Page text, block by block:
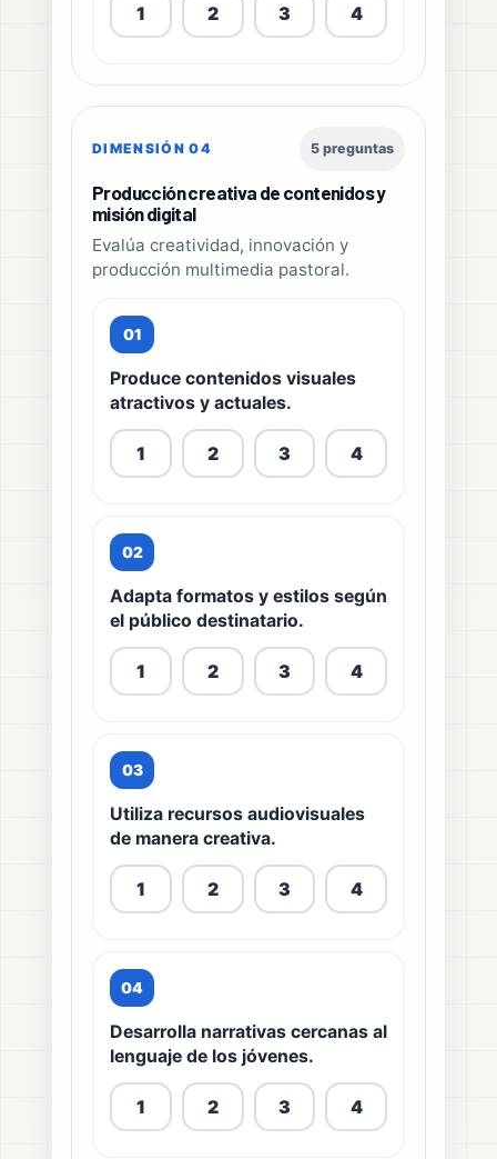
1 2 3 4
DIMENSIÓN 04 5 preguntas
Producción creativa de contenidos y
misión digital
Evalúa creatividad, innovación y
producción multimedia pastoral.
01
Produce contenidos visuales
atractivos y actuales.
1 2 3 4
02
Adapta formatos y estilos según
el público destinatario.
1 2 3 4
03
Utiliza recursos audiovisuales
de manera creativa.
1 2 3 4
04
Desarrolla narrativas cercanas al
lenguaje de los jóvenes.
1 2 3 4